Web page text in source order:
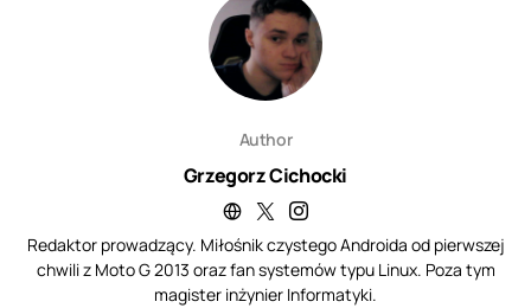
Author
Grzegorz Cichocki
Redaktor prowadzący. Miłośnik czystego Androida od pierwszej
chwili z Moto G 2013 oraz fan systemów typu Linux. Poza tym
magister inżynier Informatyki.